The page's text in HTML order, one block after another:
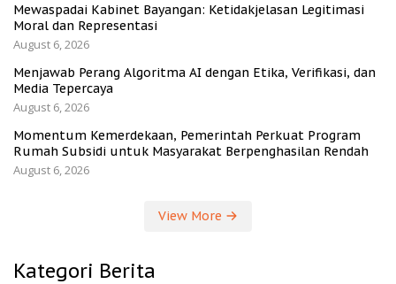
Mewaspadai Kabinet Bayangan: Ketidakjelasan Legitimasi
Moral dan Representasi
August 6, 2026
Menjawab Perang Algoritma AI dengan Etika, Verifikasi, dan
Media Tepercaya
August 6, 2026
Momentum Kemerdekaan, Pemerintah Perkuat Program
Rumah Subsidi untuk Masyarakat Berpenghasilan Rendah
August 6, 2026
View More
Kategori Berita